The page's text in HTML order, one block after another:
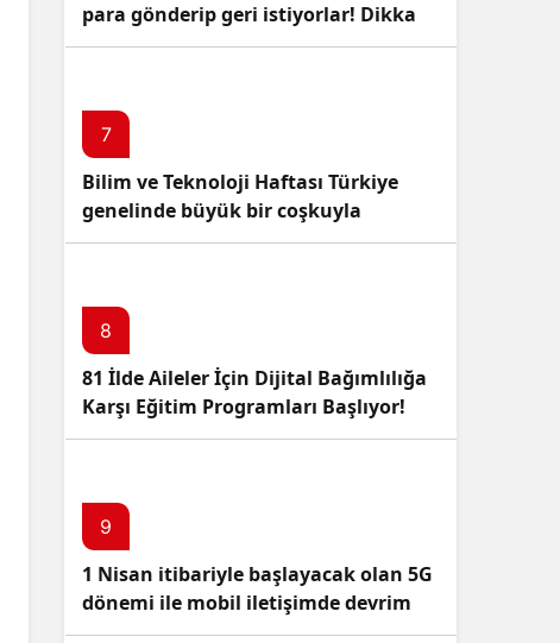
para gönderip geri istiyorlar! Dikkat
Edin!
7
Bilim ve Teknoloji Haftası Türkiye
genelinde büyük bir coşkuyla
kutlandı: İşte Etkinlikler ve
8
81 İlde Aileler İçin Dijital Bağımlılığa
Karşı Eğitim Programları Başlıyor!
9
1 Nisan itibariyle başlayacak olan 5G
dönemi ile mobil iletişimde devrim
başlıyor!